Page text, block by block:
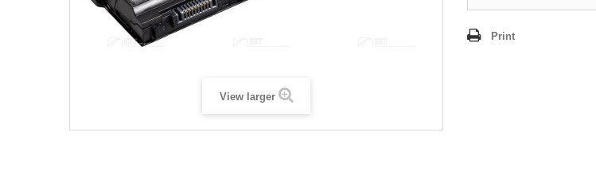
View larger
Print